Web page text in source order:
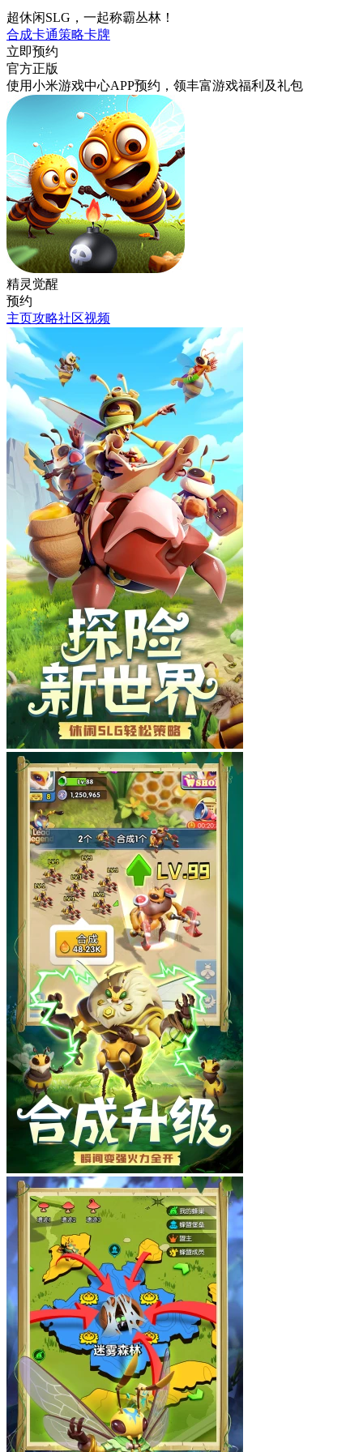
超休闲SLG，一起称霸丛林！
合成卡通策略卡牌
立即预约
官方正版
使用小米游戏中心APP预约 ，领丰富游戏福利 及礼包
精灵觉醒
预约
主页攻略社区视频